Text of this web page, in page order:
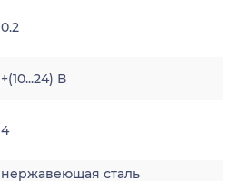
0.2
+(10...24) В
4
нержавеющая сталь